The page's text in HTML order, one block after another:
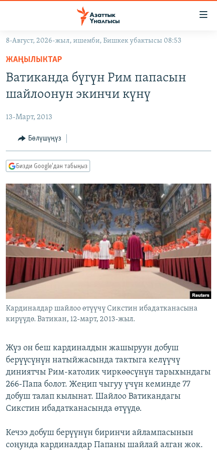
Навигацияга
өтүңүз
Издөөгө
салыңыз
ЭКОНОМИКА
МАДАНИЯТ
БОРБОР АЗИЯ
АТАЙЫН ИЛИКТӨӨ
ТВ ПРОГРАММАЛАР
ЭКСПЕРТТЕР ТАЛДАЙТ
БИЗ ЖАНА ДҮЙНӨ
ДАНИСТЕ
ЭЖЕ-СИҢДИЛЕР
АЗАТТЫК+
ЫҢГАЙСЫЗ СУРООЛОР
ӨЗГӨЧӨ ПИКИР
Русский
ОНЛАЙН ШЕРИНЕ
ЭЕ/АРнун бардык сайттары
8-Август, 2026-жыл, ишемби, Бишкек убактысы 08:53
ЖАҢЫЛЫКТАР
Ватиканда бүгүн Рим папасын
шайлоонун экинчи күнү
13-Март, 2013
Бөлүшүңүз
Бизди Google'дан табыңыз
Кардиналдар шайлоо өтүүчү Сикстин ибадатканасына
кирүүдө. Ватикан, 12-март, 2013-жыл.
Жүз он беш кардиналдын жашыруун добуш
берүүсүнүн натыйжасында тактыга келүүчү
диниятчы Рим-католик чиркөөсүнүн тарыхындагы
266-Папа болот. Жеңип чыгуу үчүн кеминде 77
добуш талап кылынат. Шайлоо Ватикандагы
Сикстин ибадатканасында өтүүдө.
Кечээ добуш берүүнүн биринчи айлампасынын
соңунда кардиналдар Папаны шайлай алган жок.